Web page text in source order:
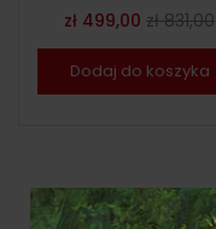
zł 499,00 zł831,00
Dodaj do koszyka